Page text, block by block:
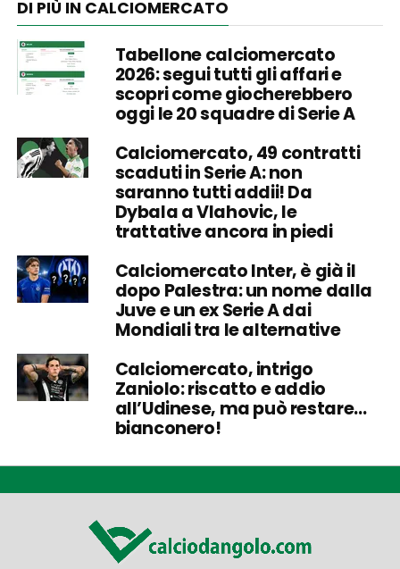
DI PIÙ IN CALCIOMERCATO
Tabellone calciomercato
2026: segui tutti gli affari e
scopri come giocherebbero
oggi le 20 squadre di Serie A
Calciomercato, 49 contratti
scaduti in Serie A: non
saranno tutti addii! Da
Dybala a Vlahovic, le
trattative ancora in piedi
Calciomercato Inter, è già il
dopo Palestra: un nome dalla
Juve e un ex Serie A dai
Mondiali tra le alternative
Calciomercato, intrigo
Zaniolo: riscatto e addio
all’Udinese, ma può restare…
bianconero!